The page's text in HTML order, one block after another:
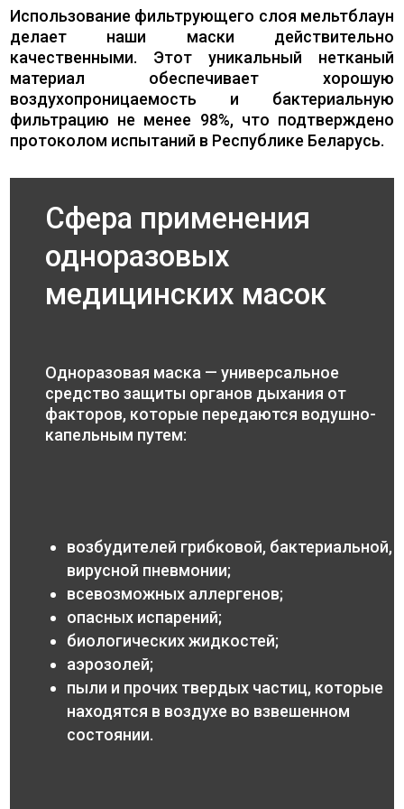
Использование фильтрующего слоя мельтблаун
делает наши маски действительно
качественными. Этот уникальный нетканый
материал обеспечивает хорошую
воздухопроницаемость и бактериальную
фильтрацию не менее 98%, что подтверждено
протоколом испытаний в Республике Беларусь.
Сфера применения
одноразовых
медицинских масок
Одноразовая маска — универсальное
средство защиты органов дыхания от
факторов, которые передаются водушно-
капельным путем:
возбудителей грибковой, бактериальной,
вирусной пневмонии;
всевозможных аллергенов;
опасных испарений;
биологических жидкостей;
аэрозолей;
пыли и прочих твердых частиц, которые
находятся в воздухе во взвешенном
состоянии.